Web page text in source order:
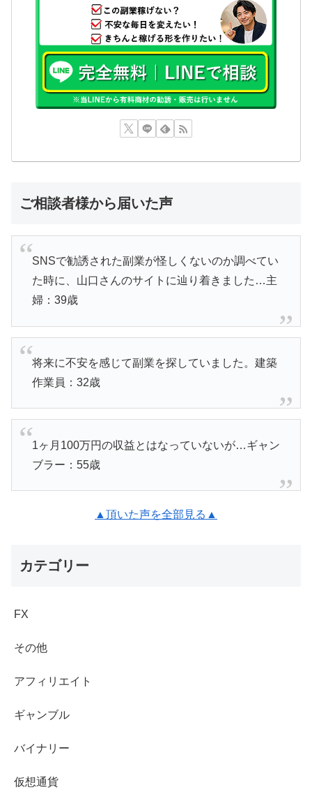
ご相談者様から届いた声
SNSで勧誘された副業が怪しくないのか調べてい
た時に、山口さんのサイトに辿り着きました…主
婦：39歳
将来に不安を感じて副業を探していました。建築
作業員：32歳
1ヶ月100万円の収益とはなっていないが…ギャン
ブラー：55歳
▲頂いた声を全部見る▲
カテゴリー
FX
その他
アフィリエイト
ギャンブル
バイナリー
仮想通貨